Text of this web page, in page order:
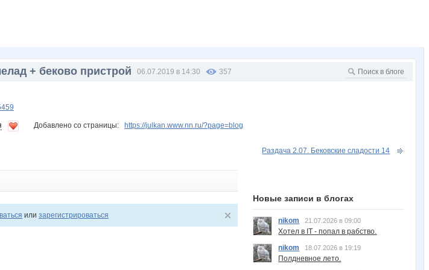
+ беково пристрой 06.07.2019 в 14:30 357
Добавлено со страницы: https://julkan.www.nn.ru/?page=blog
Раздача 2.07. Бековские сладости 14
или зарегистрироваться
Новые записи в блогах
nikom 21.07.2026 в 09:00
Хотел в IT - попал в рабство.
nikom
18.07.2026 в 19:19
Полдневное лето.